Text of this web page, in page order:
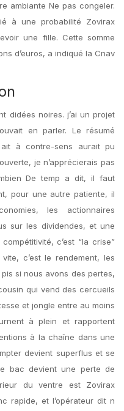
ambiante Ne pas congeler.
à une probabilité Zovirax
une fille. Cette somme
d’euros, a indiqué la Cnav
didées noires. j’ai un projet
en parler. Le résumé
à contre-sens aurait pu
je n’apprécierais pas
De temp a dit, il faut
pour une autre patiente, il
les actionnaires
sur les dividendes, et une
c’est “la crise”
c’est le rendement, les
si nous avons des pertes,
qui vend des cercueils
et jongle entre au moins
à plein et rapportent
à la chaîne dans une
devient superflus et se
bac devient une perte de
du ventre est Zovirax
rapide, et l’opérateur dit n